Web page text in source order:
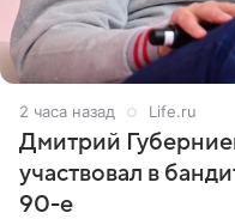
2 часа назад Life.ru
Дмитрий
участвовал в
90-е